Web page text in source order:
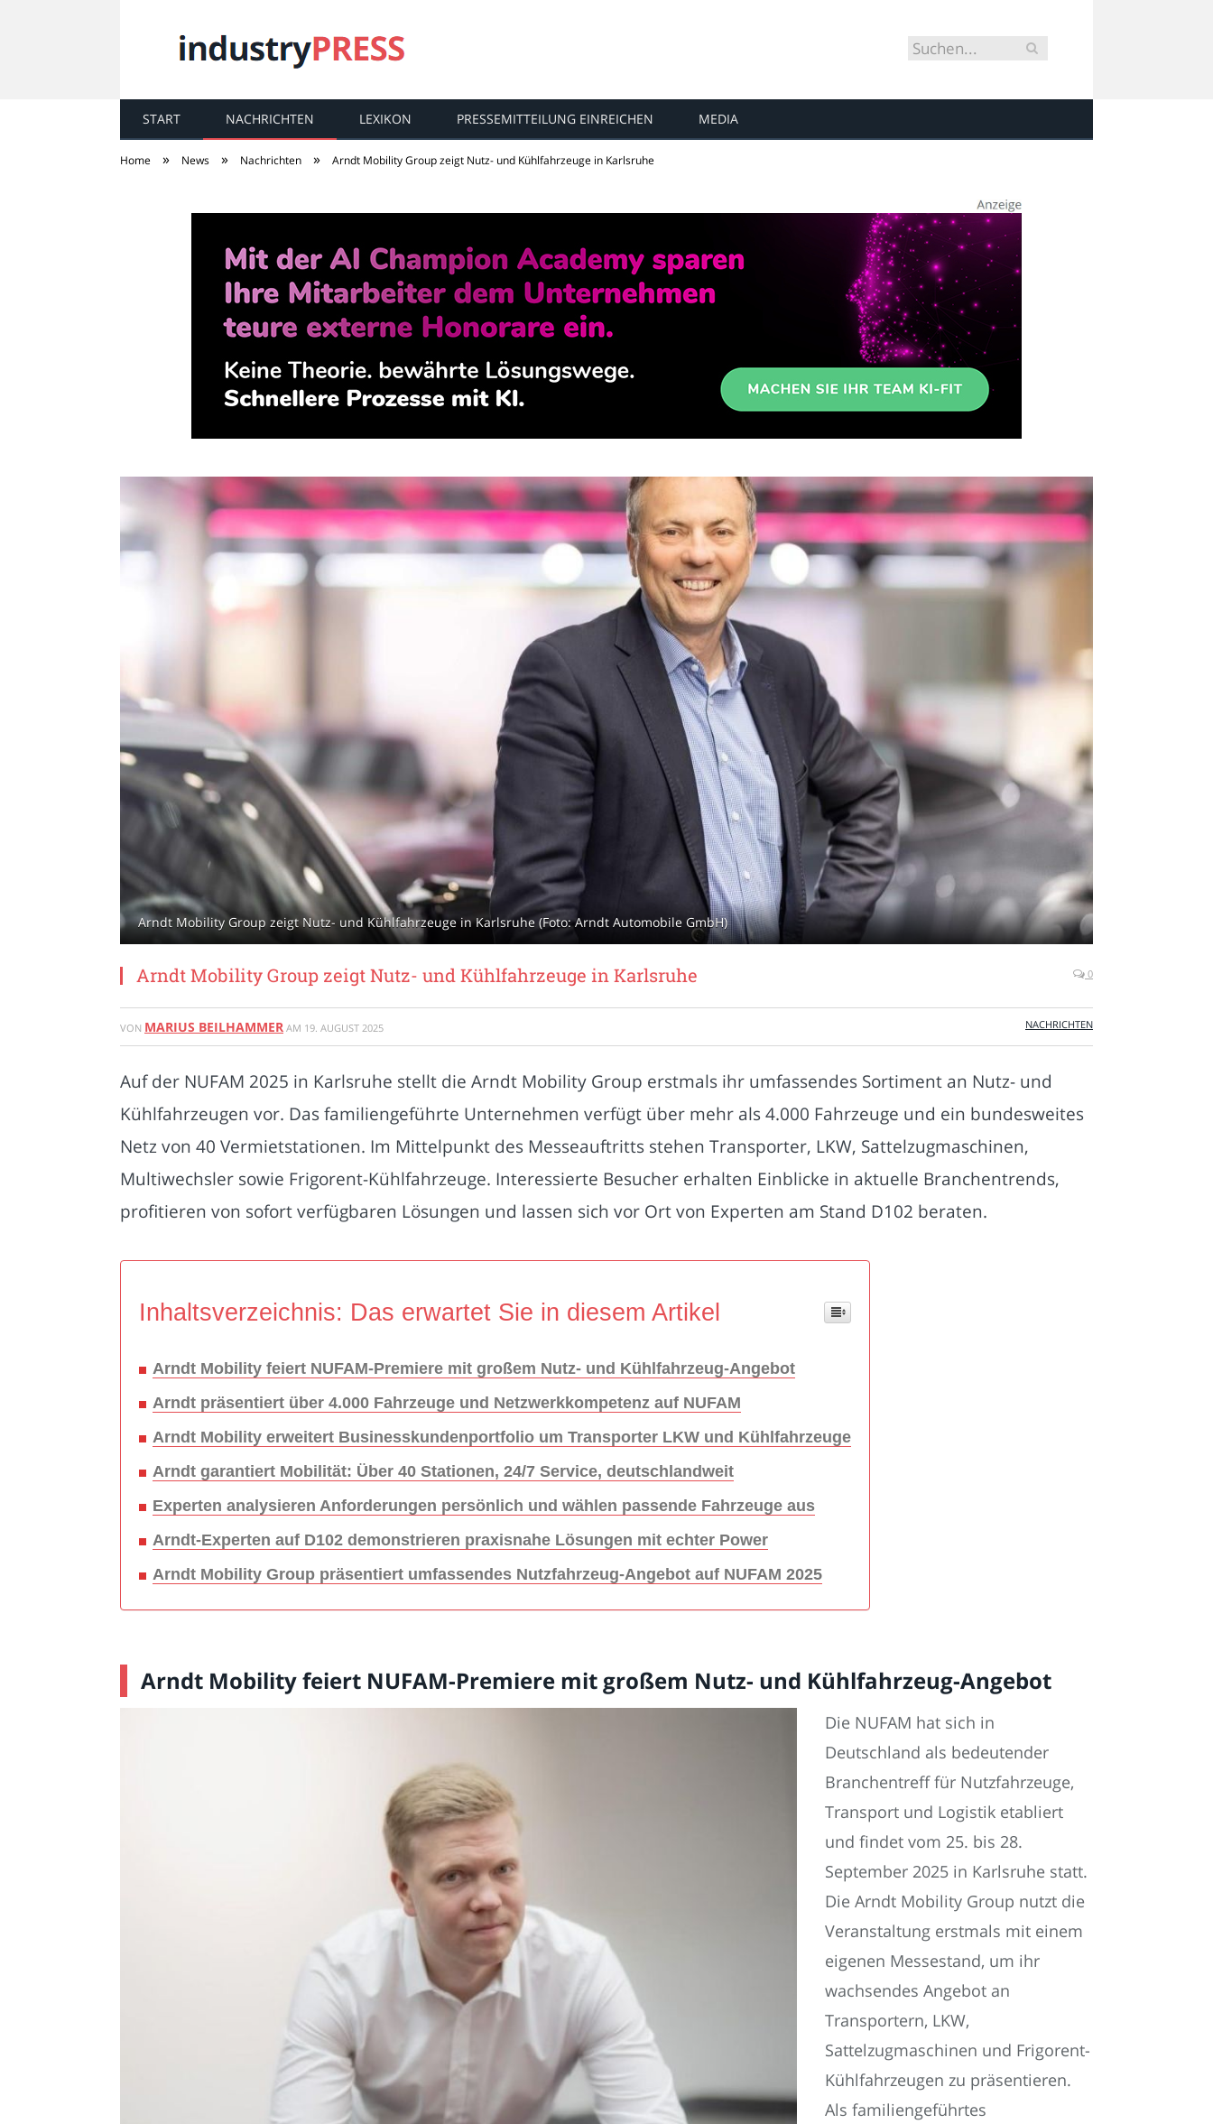
industryPRESS
START NACHRICHTEN LEXIKON PRESSEMITTEILUNG EINREICHEN MEDIA
Home » News » Nachrichten » Arndt Mobility Group zeigt Nutz- und Kühlfahrzeuge in Karlsruhe
Arndt Mobility Group zeigt Nutz- und Kühlfahrzeuge in Karlsruhe (Foto: Arndt Automobile GmbH)
Arndt Mobility Group zeigt Nutz- und Kühlfahrzeuge in Karlsruhe 0
VON MARIUS BEILHAMMER AM 19. AUGUST 2025 NACHRICHTEN
Auf der NUFAM 2025 in Karlsruhe stellt die Arndt Mobility Group erstmals ihr umfassendes Sortiment an Nutz- und
Kühlfahrzeugen vor. Das familiengeführte Unternehmen verfügt über mehr als 4.000 Fahrzeuge und ein bundesweites
Netz von 40 Vermietstationen. Im Mittelpunkt des Messeauftritts stehen Transporter, LKW, Sattelzugmaschinen,
Multiwechsler sowie Frigorent-Kühlfahrzeuge. Interessierte Besucher erhalten Einblicke in aktuelle Branchentrends,
profitieren von sofort verfügbaren Lösungen und lassen sich vor Ort von Experten am Stand D102 beraten.
Inhaltsverzeichnis: Das erwartet Sie in diesem Artikel
Arndt Mobility feiert NUFAM-Premiere mit großem Nutz- und Kühlfahrzeug-Angebot
Arndt präsentiert über 4.000 Fahrzeuge und Netzwerkkompetenz auf NUFAM
Arndt Mobility erweitert Businesskundenportfolio um Transporter LKW und Kühlfahrzeuge
Arndt garantiert Mobilität: Über 40 Stationen, 24/7 Service, deutschlandweit
Experten analysieren Anforderungen persönlich und wählen passende Fahrzeuge aus
Arndt-Experten auf D102 demonstrieren praxisnahe Lösungen mit echter Power
Arndt Mobility Group präsentiert umfassendes Nutzfahrzeug-Angebot auf NUFAM 2025
Arndt Mobility feiert NUFAM-Premiere mit großem Nutz- und Kühlfahrzeug-Angebot
Die NUFAM hat sich in
Deutschland als bedeutender
Branchentreff für Nutzfahrzeuge,
Transport und Logistik etabliert
und findet vom 25. bis 28.
September 2025 in Karlsruhe statt.
Die Arndt Mobility Group nutzt die
Veranstaltung erstmals mit einem
eigenen Messestand, um ihr
wachsendes Angebot an
Transportern, LKW,
Sattelzugmaschinen und Frigorent-
Kühlfahrzeugen zu präsentieren.
Als familiengeführtes